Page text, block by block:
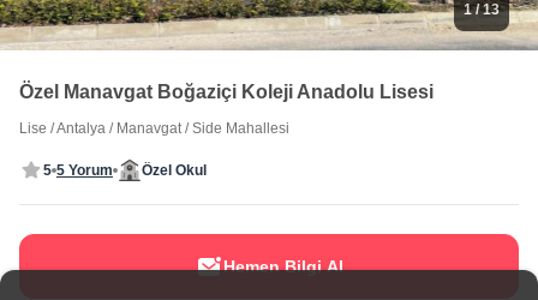
1/ 13
Özel Manavgat Boğaziçi Koleji Anadolu Lisesi
Lise /Antalya / Manavgat /Side Mahallesi
5 5 Yorum Özel Okul
Hemen Bilgi Al